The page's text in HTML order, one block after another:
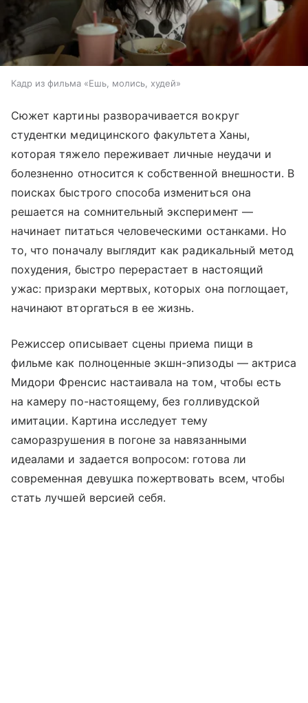
Кадр из фильма «Ешь, молись, худей»
Сюжет картины разворачивается вокруг
студентки медицинского факультета Ханы,
которая тяжело переживает личные неудачи и
болезненно относится к собственной внешности. В
поисках быстрого способа измениться она
решается на сомнительный эксперимент —
начинает питаться человеческими останками. Но
то, что поначалу выглядит как радикальный метод
похудения, быстро перерастает в настоящий
ужас: призраки мертвых, которых она поглощает,
начинают вторгаться в ее жизнь.
Режиссер описывает сцены приема пищи в
фильме как полноценные экшн-эпизоды — актриса
Мидори Френсис настаивала на том, чтобы есть
на камеру по-настоящему, без голливудской
имитации. Картина исследует тему
саморазрушения в погоне за навязанными
идеалами и задается вопросом: готова ли
современная девушка пожертвовать всем, чтобы
стать лучшей версией себя.